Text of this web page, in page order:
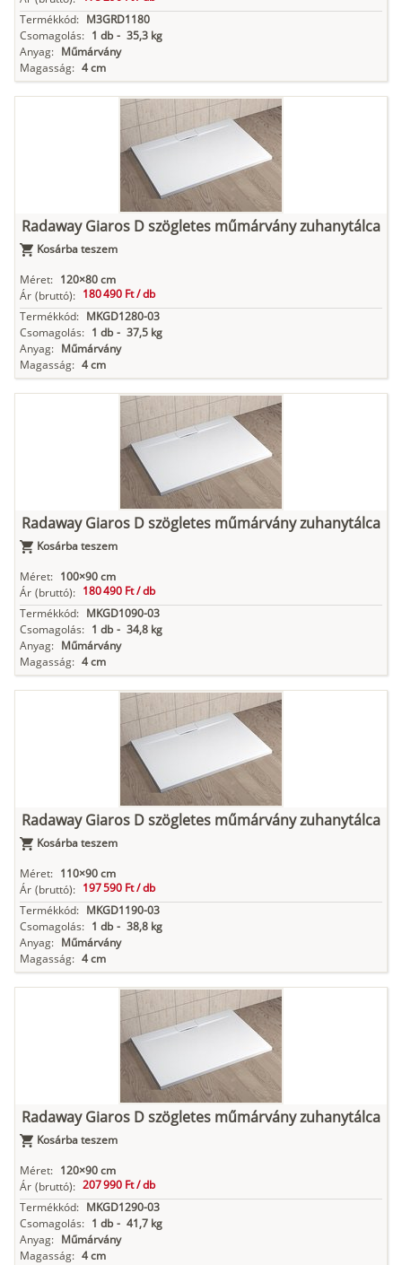
Termékkód: M3GRD1180
Csomagolás: 1 db - 35,3 kg
Anyag: Műmárvány
Magasság: 4 cm
Radaway Giaros D szögletes műmárvány zuhanytálca
Kosárba teszem
Méret: 120×80 cm
Ár (bruttó): 180 490 Ft /db
Termékkód: MKGD1280-03
Csomagolás: 1 db - 37,5 kg
Anyag: Műmárvány
Magasság: 4 cm
Radaway Giaros D szögletes műmárvány zuhanytálca
Kosárba teszem
Méret: 100×90 cm
Ár (bruttó): 180 490 Ft /db
Termékkód: MKGD1090-03
Csomagolás: 1 db - 34,8 kg
Anyag: Műmárvány
Magasság: 4 cm
Radaway Giaros D szögletes műmárvány zuhanytálca
Kosárba teszem
Méret: 110×90 cm
Ár (bruttó): 197 590 Ft /db
Termékkód: MKGD1190-03
Csomagolás: 1 db - 38,8 kg
Anyag: Műmárvány
Magasság: 4 cm
Radaway Giaros D szögletes műmárvány zuhanytálca
Kosárba teszem
Méret: 120×90 cm
Ár (bruttó): 207 990 Ft /db
Termékkód: MKGD1290-03
Csomagolás: 1 db - 41,7 kg
Anyag: Műmárvány
Magasság: 4 cm